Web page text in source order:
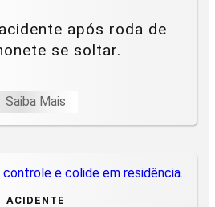
após roda de
se soltar.
Saiba Mais
ACIDENTE